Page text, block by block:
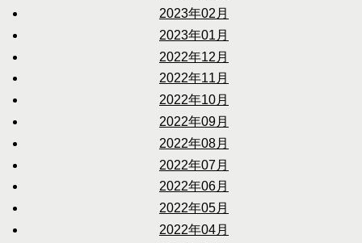
2023年02月
2023年01月
2022年12月
2022年11月
2022年10月
2022年09月
2022年08月
2022年07月
2022年06月
2022年05月
2022年04月